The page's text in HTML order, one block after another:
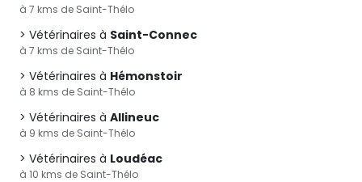
à 7 kms de Saint-Thélo
Vétérinaires à Saint-Connec
à 7 kms de Saint-Thélo
Vétérinaires à Hémonstoir
à 8 kms de Saint-Thélo
Vétérinaires à Allineuc
à 9 kms de Saint-Thélo
Vétérinaires à Loudéac
à 10 kms de Saint-Thélo